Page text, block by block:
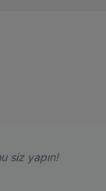
siz yapın!